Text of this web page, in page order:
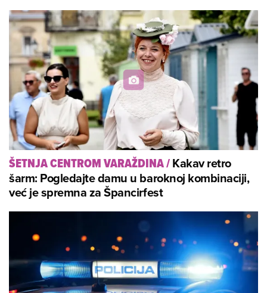
ŠETNJA CENTROM VARAŽDINA/Kakav retro
šarm: Pogledajte damu u baroknoj kombinaciji,
već je spremna za Špancirfest